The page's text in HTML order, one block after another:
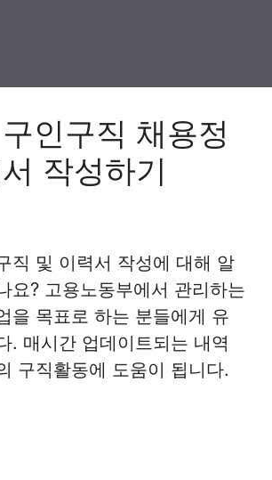
인구직 채용정
작성하기
직 및 이력서 작성에 대해 알
요? 고용노동부에서 관리하는
을 목표로 하는 분들에게 유
. 매시간 업데이트되는 내역
구직활동에 도움이 됩니다.